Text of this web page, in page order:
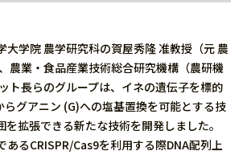
学院 農学研究科の賀屋秀隆 准教授（元 農
農業・食品産業技術総合研究機構（農研機
ト長らのグループは、イネの遺伝子を標的
らグアニン (G)への塩基置換を可能とする技
拡張できる新たな技術を開発しました。
るCRISPR/Cas9を利用する際DNA配列上